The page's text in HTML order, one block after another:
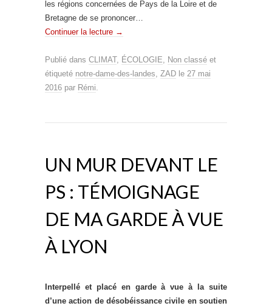
les régions concernées de Pays de la Loire et de
Bretagne de se prononcer…
Continuer la lecture →
Publié dans CLIMAT, ÉCOLOGIE Non classé et
étiqueté notre-dame-des-landes ZAD le 27 mai
2016 par Rémi
UN MUR DEVANT LE
PS : TÉMOIGNAGE
DE MA GARDE À VUE
À LYON
Interpellé et placé en garde à vue à la suite
d’une action de désobéissance civile en soutien